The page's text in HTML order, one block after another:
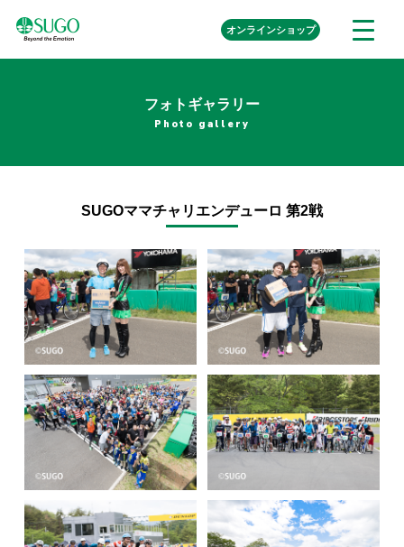
メ
オンラインショップ外
部
フォトギャラリー
Photo gallery
SUGOママチャリエンデューロ 第2戦